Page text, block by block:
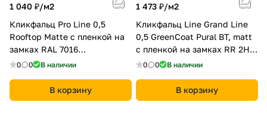
1 040 ₽/м2
Кликфальц Pro Line 0,5
Rooftop Matte с пленкой на
замках RAL 7016
антрацитово-серый
0 0 В наличии
В корзину
1 473 ₽/м2
Кликфальц Line Grand Line
0,5 GreenCoat Pural BT, matt
с пленкой на замках RR 2Н3
(RAL 7016 антрацитово-
0 0 В наличии
В корзину